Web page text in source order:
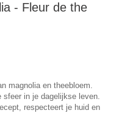
- Fleur de the
magnolia en theebloem.
sfeer in je dagelijkse leven.
respecteert je huid en